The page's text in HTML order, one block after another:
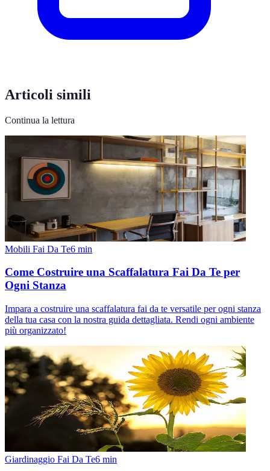
Articoli simili
Continua la lettura
Mobili Fai Da Te6 min
Come Costruire una Scaffalatura Fai Da Te per
Ogni Stanza
Impara a costruire una scaffalatura fai da te versatile per ogni stanza
della tua casa con la nostra guida dettagliata. Rendi ogni ambiente
più organizzato!
Giardinaggio Fai Da Te6 min